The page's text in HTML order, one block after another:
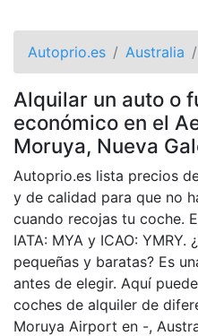
Autoprio.es Australia
Alquilar un auto o
económico en el
Moruya, Nueva
Autoprio.es lista precios
y de calidad para que no
cuando recojas tu coche.
IATA: MYA y ICAO: YMRY.
pequeñas y baratas? Es
antes de elegir. Aquí
coches de alquiler de
Moruya Airport en -,